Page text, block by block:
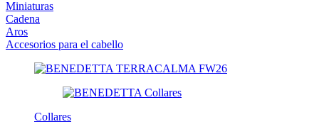
Miniaturas
Cadena
Aros
Accesorios para el cabello
Collares